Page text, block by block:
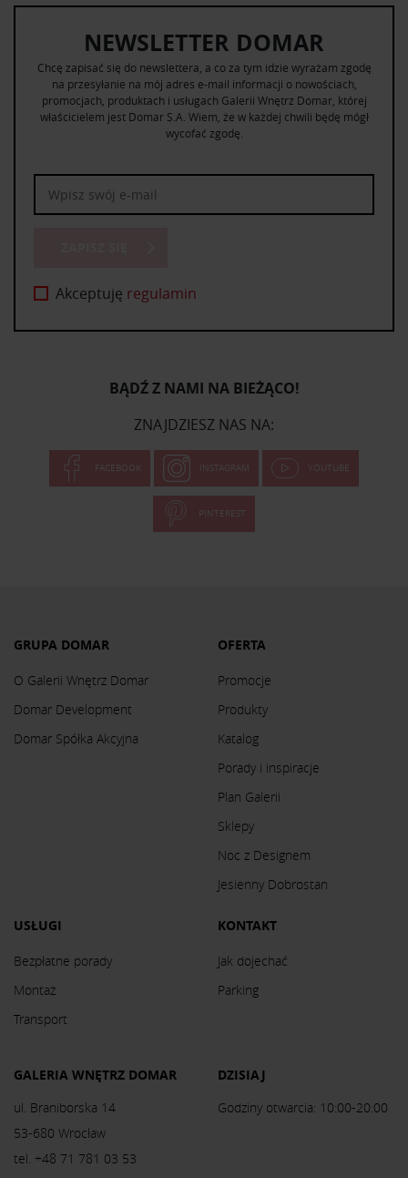
NEWSLETTER DOMAR
Chcę zapisać się do newslettera, a co za tym idzie wyrażam zgodę
na przesyłanie na mój adres e-mail informacji o nowościach,
promocjach, produktach i usługach Galerii Wnętrz Domar, której
właścicielem jest Domar S.A. Wiem, że w każdej chwili będę mógł
wycofać zgodę.
Akceptuję regulamin
BĄDŹ Z NAMI NA BIEŻĄCO!
ZNAJDZIESZ NAS NA:
FACEBOOK INSTAGRAM YOUTUBE
PINTEREST
GRUPA DOMAR
O Galerii Wnętrz Domar
Domar Development
Domar Spółka Akcyjna
OFERTA
Promocje
Produkty
Katalog
Porady i inspiracje
Plan Galerii
Sklepy
Noc z Designem
Jesienny Dobrostan
USŁUGI
Bezpłatne porady
Montaż
Transport
KONTAKT
Jak dojechać
Parking
GALERIA WNĘTRZ DOMAR
ul. Braniborska 14
53-680 Wrocław
tel. +48 71 781 03 53
DZISIAJ
Godziny otwarcia: 10:00-20:00